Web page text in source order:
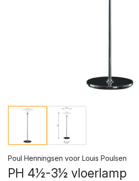
Poul Henningsen voor Louis Poulsen
PH 4½-3½ vloerlamp